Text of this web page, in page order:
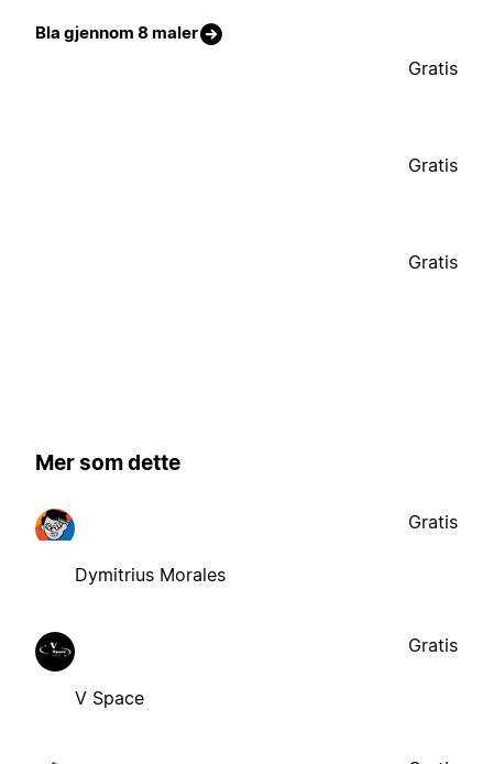
Bla gjennom 8 maler
Gratis
Gratis
Gratis
Mer som dette
Dymitrius Morales
Gratis
V Space
Gratis